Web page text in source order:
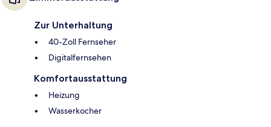
Zur Unterhaltung
40-Zoll Fernseher
Digitalfernsehen
Komfortausstattung
Heizung
Wasserkocher